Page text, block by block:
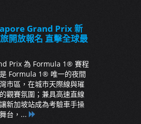
Grand Prix 新
開放報名 直擊全球最
Prix 為 Formula 1® 賽程
Formula 1® 唯一的夜間
市區，在城市天際線與璀
觀賽氛圍；兼具高速直線
新加坡站成為考驗車手操
台，...